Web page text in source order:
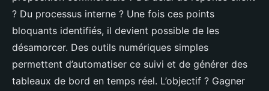
? Du processus interne ? Une fois ces points
bloquants identifiés, il devient possible de les
désamorcer. Des outils numériques simples
permettent d’automatiser ce suivi et de générer des
tableaux de bord en temps réel. L’objectif ? Gagner